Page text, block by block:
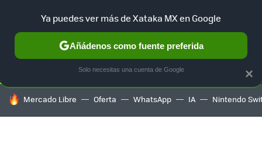
SELECCIÓN GAMING HOME AUTO TERRITORIO
HOY SE HABLA DE
Mercado Libre Oferta WhatsApp IA Nintendo
×
Ya puedes ver más de Xataka MX en Google
Añádenos como fuente preferida
Solo necesitas una cuenta de Google